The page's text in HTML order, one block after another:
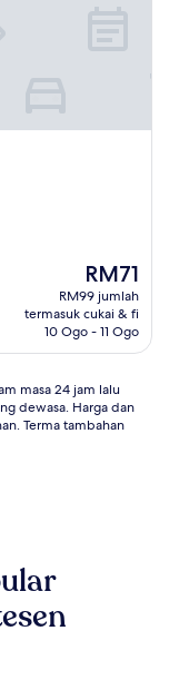
Harga
ialah
RM71
RM71
RM99 jumlah
termasuk cukai & fi
10 Ogo - 11 Ogo
masa 24 jam lalu
dewasa. Harga dan
Terma tambahan